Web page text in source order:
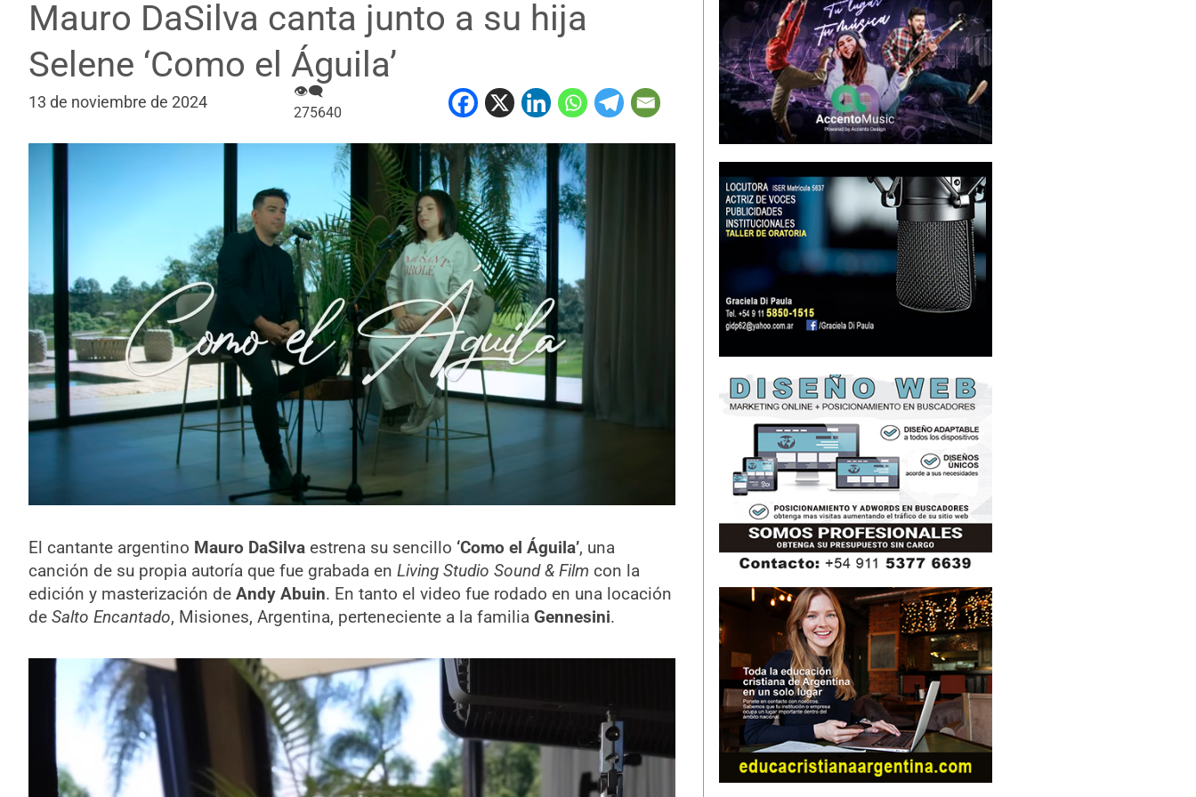
Mauro DaSilva canta junto a su hija
Selene ‘Como el Águila’
13 de noviembre de 2024
👁‍🗨
275640
El cantante argentino Mauro DaSilvaestrena su sencillo ‘Como el Águila’, una
canción de su propia autoría que fue grabada en Living Studio Sound & Film con la
edición y masterización de Andy Abuin. En tanto el video fue rodado en una locación
de Salto Encantado, Misiones, Argentina, perteneciente a la familia Gennesini.